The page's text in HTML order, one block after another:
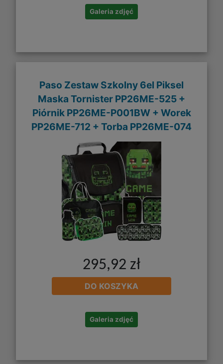
Galeria zdjęć
Paso Zestaw Szkolny 6el Piksel
Maska Tornister PP26ME-525 +
Piórnik PP26ME-P001BW + Worek
PP26ME-712 + Torba PP26ME-074
295,92 zł
DO KOSZYKA
Galeria zdjęć